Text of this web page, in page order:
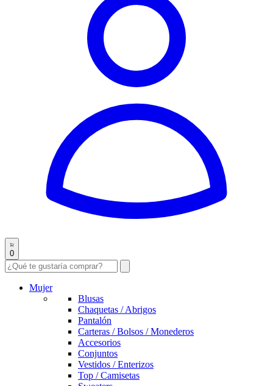
0
Mujer
Blusas
Chaquetas / Abrigos
Pantalón
Carteras / Bolsos / Monederos
Accesorios
Conjuntos
Vestidos / Enterizos
Top / Camisetas